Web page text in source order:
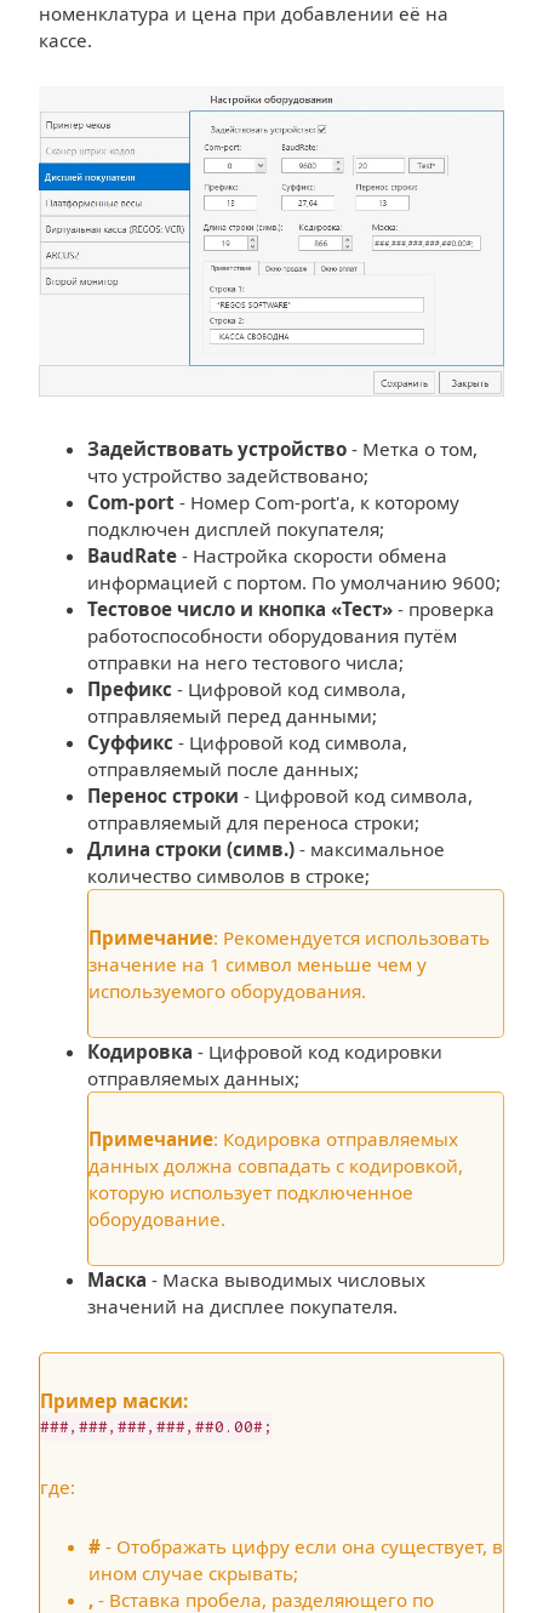
номенклатура и цена при добавлении её на
кассе.
Задействовать устройство - Метка о том,
что устройство задействовано;
Com-port - Номер Com-port'а, к которому
подключен дисплей покупателя;
BaudRate - Настройка скорости обмена
информацией с портом. По умолчанию 9600;
Тестовое число и кнопка «Тест» - проверка
работоспособности оборудования путём
отправки на него тестового числа;
Префикс - Цифровой код символа,
отправляемый перед данными;
Суффикс - Цифровой код символа,
отправляемый после данных;
Перенос строки - Цифровой код символа,
отправляемый для переноса строки;
Длина строки (симв.) - максимальное
количество символов в строке;
Примечание: Рекомендуется использовать
значение на 1 символ меньше чем у
используемого оборудования.
Кодировка - Цифровой код кодировки
отправляемых данных;
Примечание: Кодировка отправляемых
данных должна совпадать с кодировкой,
которую использует подключенное
оборудование.
Маска - Маска выводимых числовых
значений на дисплее покупателя.
Пример маски:
###,###,###,###,##0.00#;
где:
# - Отображать цифру если она существует, в
ином случае скрывать;
, - Вставка пробела, разделяющего по